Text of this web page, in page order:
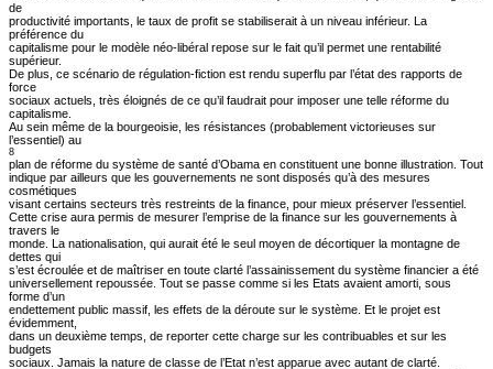
de
productivité importants, le taux de profit se stabiliserait à un niveau inférieur. La
préférence du
capitalisme pour le modèle néo-libéral repose sur le fait qu’il permet une rentabilité
supérieur.
De plus, ce scénario de régulation-fiction est rendu superflu par l’état des rapports de
force
sociaux actuels, très éloignés de ce qu’il faudrait pour imposer une telle réforme du
capitalisme.
Au sein même de la bourgeoisie, les résistances (probablement victorieuses sur
l’essentiel) au
8
plan de réforme du système de santé d’Obama en constituent une bonne illustration. Tout
indique par ailleurs que les gouvernements ne sont disposés qu’à des mesures
cosmétiques
visant certains secteurs très restreints de la finance, pour mieux préserver l’essentiel.
Cette crise aura permis de mesurer l’emprise de la finance sur les gouvernements à
travers le
monde. La nationalisation, qui aurait été le seul moyen de décortiquer la montagne de
dettes qui
s’est écroulée et de maîtriser en toute clarté l’assainissement du système financier a été
universellement repoussée. Tout se passe comme si les Etats avaient amorti, sous
forme d’un
endettement public massif, les effets de la déroute sur le système. Et le projet est
évidemment,
dans un deuxième temps, de reporter cette charge sur les contribuables et sur les
budgets
sociaux. Jamais la nature de classe de l’Etat n’est apparue avec autant de clarté.